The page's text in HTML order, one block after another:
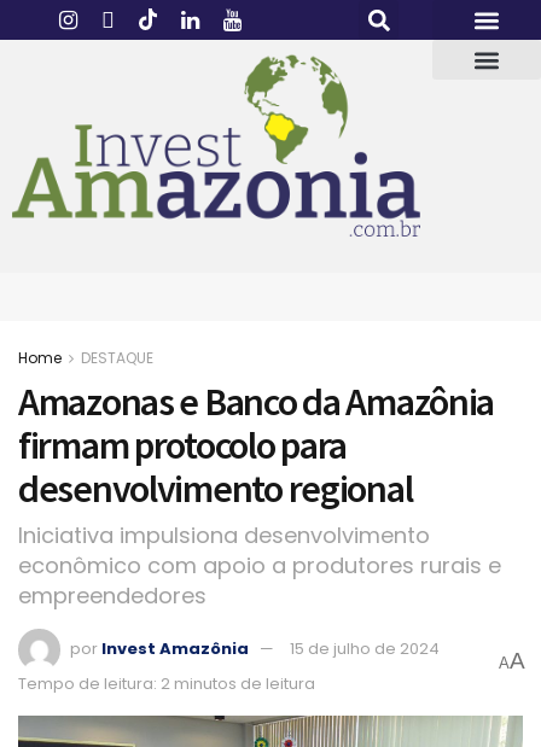
Home DESTAQUE
Amazonas e Banco da Amazônia
firmam protocolo para
desenvolvimento regional
Iniciativa impulsiona desenvolvimento
econômico com apoio a produtores rurais e
empreendedores
por Invest Amazônia
15 de julho de 2024
Tempo de leitura: 2 minutos de leitura
AA